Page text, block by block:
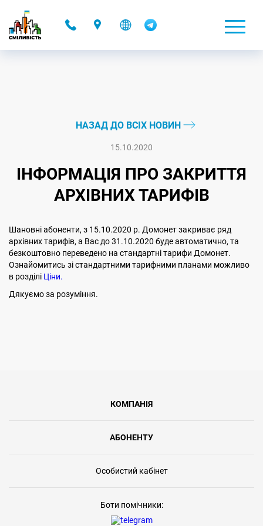
НАЗАД ДО ВСІХ НОВИН
15.10.2020
ІНФОРМАЦІЯ ПРО ЗАКРИТТЯ
АРХІВНИХ ТАРИФІВ
Шановні абоненти, з 15.10.2020 р. Домонет закриває ряд
архівних тарифів, а Вас до 31.10.2020 буде автоматично, та
безкоштовно переведено на стандартні тарифи Домонет.
Ознайомитись зі стандартними тарифними планами можливо
в розділі Ціни.
Дякуємо за розуміння.
КОМПАНІЯ
АБОНЕНТУ
Особистий кабінет
Боти помічники: